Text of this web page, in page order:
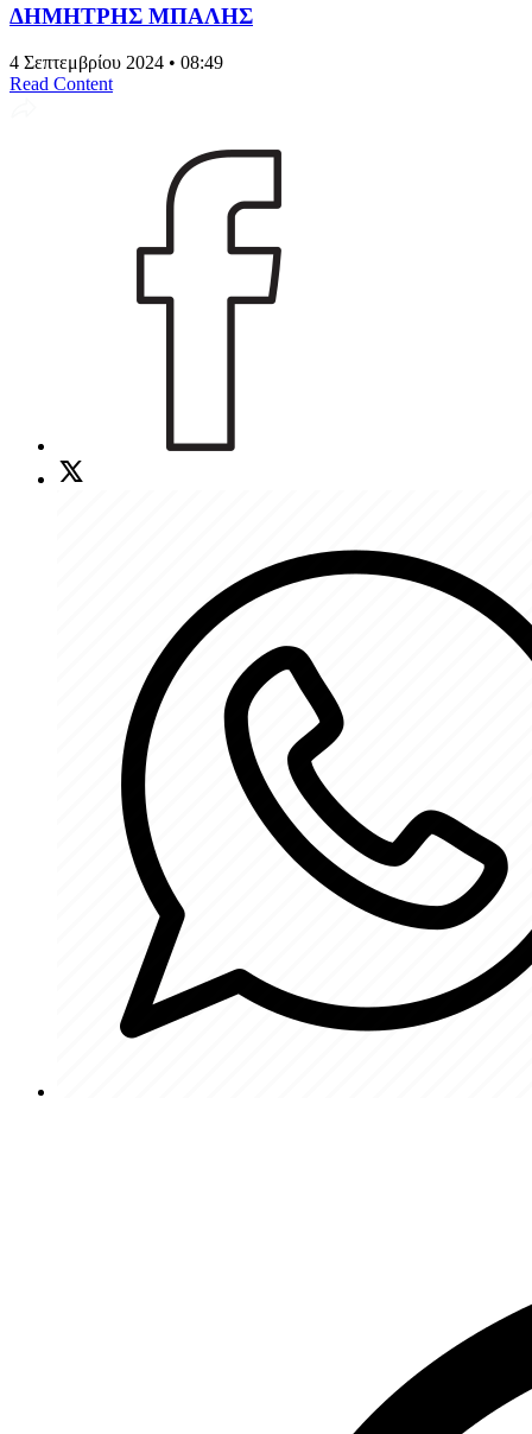
ΔΗΜΗΤΡΗΣ ΜΠΑΛΗΣ
4 Σεπτεμβρίου 2024 • 08:49
Read Content